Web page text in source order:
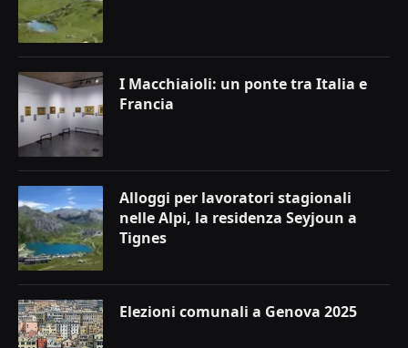
I Macchiaioli: un ponte tra Italia e
Francia
Alloggi per lavoratori stagionali
nelle Alpi, la residenza Seyjoun a
Tignes
Elezioni comunali a Genova 2025